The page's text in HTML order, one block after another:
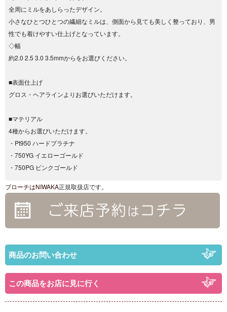
全周にミルをあしらったデザイン。
小さなひとつひとつの繊細なミルは、側面から見ても美しく整っており、男
性でも着けやすい仕上げとなっています。
◇幅
約2.0 2.5 3.0 3.5mmからをお選びください。
■表面仕上げ
グロス・ヘアラインよりお選びいただけます。
■マテリアル
4種からお選びいただけます。
・Pt950 ハードプラチナ
・750YG イエローゴールド
・750PG ピンクゴールド
ブローチはNIWAKA正規取扱店です。
商品のお問い合わせ
この商品をお店に見に行く